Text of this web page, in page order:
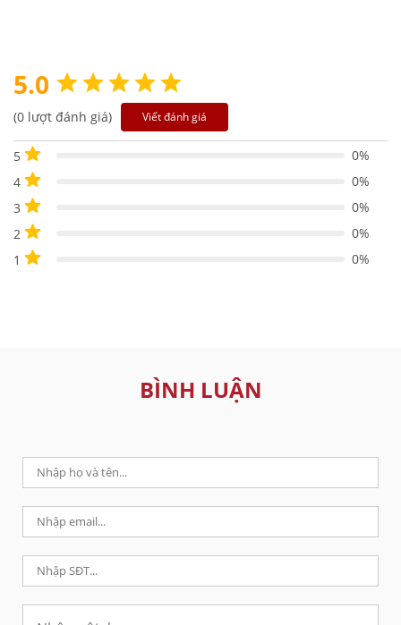
5.0
(0 lượt đánh giá) Viết đánh giá
5
0%
4
0%
3
0%
2
0%
1
0%
BÌNH LUẬN